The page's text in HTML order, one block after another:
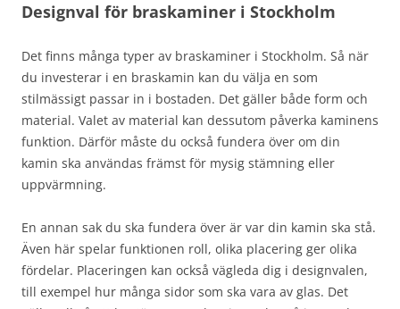
Designval för braskaminer i Stockholm
Det finns många typer av braskaminer i Stockholm. Så när
du investerar i en braskamin kan du välja en som
stilmässigt passar in i bostaden. Det gäller både form och
material. Valet av material kan dessutom påverka kaminens
funktion. Därför måste du också fundera över om din
kamin ska användas främst för mysig stämning eller
uppvärmning.
En annan sak du ska fundera över är var din kamin ska stå.
Även här spelar funktionen roll, olika placering ger olika
fördelar. Placeringen kan också vägleda dig i designvalen,
till exempel hur många sidor som ska vara av glas. Det